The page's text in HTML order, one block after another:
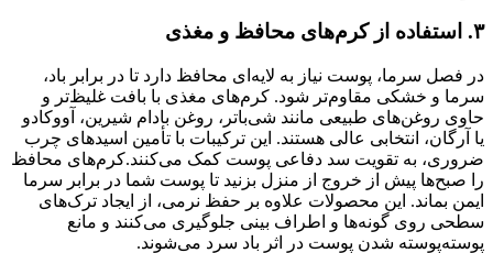
۳. استفاده از کرم‌های محافظ و مغذی
در فصل سرما، پوست نیاز به لایه‌ای محافظ دارد تا در برابر باد،
سرما و خشکی مقاوم‌تر شود. کرم‌های مغذی با بافت غلیظ‌تر و
حاوی روغن‌های طبیعی مانند شی‌باتر، روغن بادام شیرین، آووکادو
یا آرگان، انتخابی عالی هستند. این ترکیبات با تأمین اسیدهای چرب
ضروری، به تقویت سد دفاعی پوست کمک می‌کنند.کرم‌های محافظ
را صبح‌ها پیش از خروج از منزل بزنید تا پوست شما در برابر سرما
ایمن بماند. این محصولات علاوه بر حفظ نرمی، از ایجاد ترک‌های
سطحی روی گونه‌ها و اطراف بینی جلوگیری می‌کنند و مانع
پوسته‌پوسته شدن پوست در اثر باد سرد می‌شوند.